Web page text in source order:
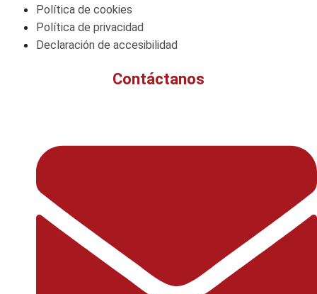
Política de cookies
Política de privacidad
Declaración de accesibilidad
Contáctanos